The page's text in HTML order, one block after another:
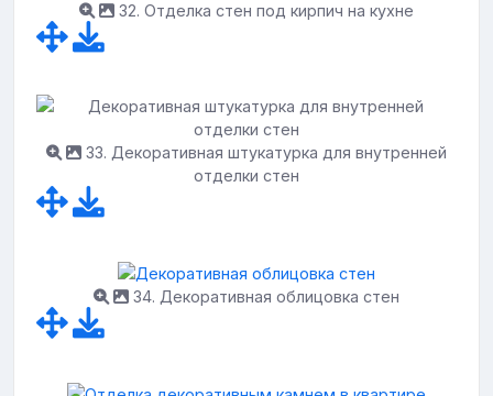
32. Отделка стен под кирпич на кухне
33. Декоративная штукатурка для внутренней
отделки стен
34. Декоративная облицовка стен